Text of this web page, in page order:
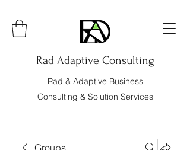
Rad Adaptive Consulting
Rad & Adaptive Business
Consulting & Solution Services
Groups